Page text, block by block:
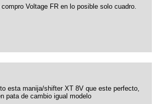
compro Voltage FR en lo posible solo cuadro.
esta manija/shifter XT 8V que este perfecto,
pata de cambio igual modelo